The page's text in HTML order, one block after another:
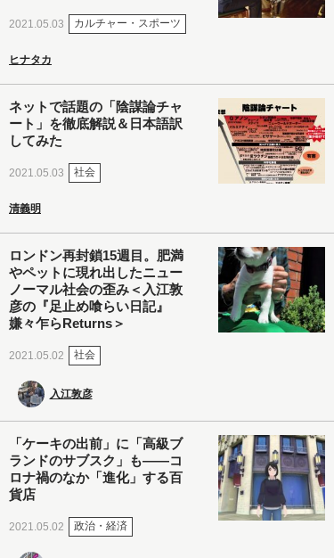
2021.05.03 カルチャー・スポーツ
ヒナタカ
ネットで話題の「陰謀論チャ
ート」を徹底解説＆日本語訳
してみた
2021.05.03 社会
清義明
ロンドン再封鎖15週目。肥満
やペットに現れ出したニュー
ノーマル社会の歪み＜入江敦
彦の『足止め喰らい日記』
嫌々乍らReturns＞
2021.05.02 社会
入江敦彦
「ケーキの出前」に「高級ブ
ランドのサブスク」も――コ
ロナ禍のなか「進化」する百
貨店
2021.05.02 政治・経済